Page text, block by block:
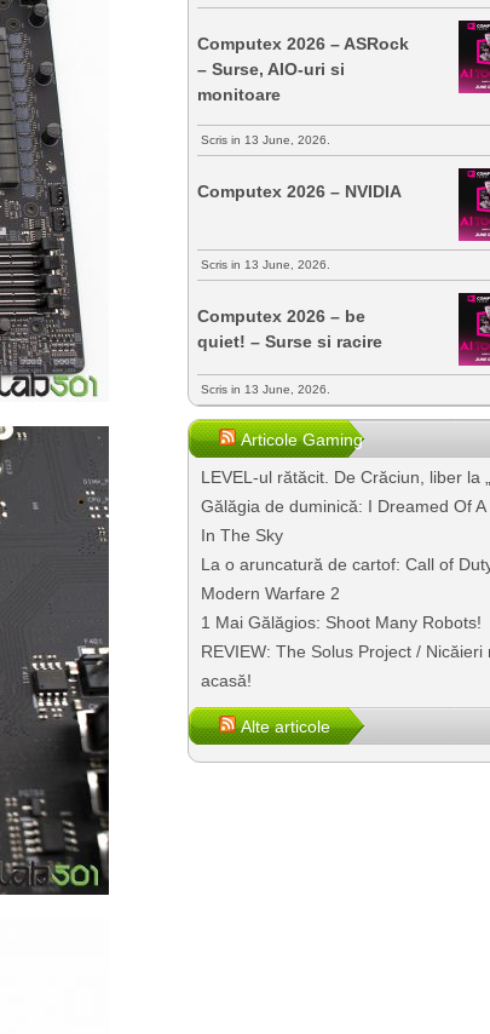
Computex 2026 – ASRock
– Surse, AIO-uri si
monitoare
Scris in 13 June, 2026.
Computex 2026 – NVIDIA
Scris in 13 June, 2026.
Computex 2026 – be
quiet! – Surse si racire
Scris in 13 June, 2026.
Articole Gaming
LEVEL-ul rătăcit. De Crăciun, liber la
Gălăgia de duminică: I Dreamed Of A
In The Sky
La o aruncatură de cartof: Call of
Modern Warfare 2
1 Mai Gălăgios: Shoot Many Robots!
REVIEW: The Solus Project / Nicăieri
acasă!
Alte articole